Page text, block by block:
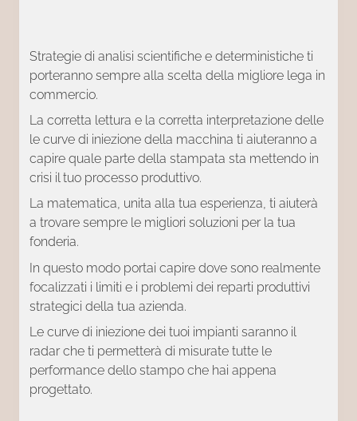
Strategie di analisi scientifiche e deterministiche ti
porteranno sempre alla scelta della migliore lega in
commercio.
La corretta lettura e la corretta interpretazione delle
le curve di iniezione della macchina ti aiuteranno a
capire quale parte della stampata sta mettendo in
crisi il tuo processo produttivo.
La matematica, unita alla tua esperienza, ti aiuterà
a trovare sempre le migliori soluzioni per la tua
fonderia.
In questo modo portai capire dove sono realmente
focalizzati i limiti e i problemi dei reparti produttivi
strategici della tua azienda.
Le curve di iniezione dei tuoi impianti saranno il
radar che ti permetterà di misurate tutte le
performance dello stampo che hai appena
progettato.